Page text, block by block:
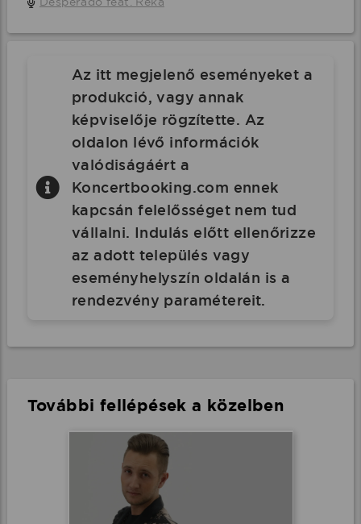
Az itt megjelenő eseményeket a
produkció, vagy annak
képviselője rögzítette. Az
oldalon lévő információk
valódiságáért a
Koncertbooking.com ennek
kapcsán felelősséget nem tud
vállalni. Indulás előtt ellenőrizze
az adott település vagy
eseményhelyszín oldalán is a
rendezvény paramétereit.
További fellépések a közelben